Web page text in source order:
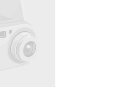
Core i5- 4G - SSD120G - 12.5'
Core i5-4200U .( TH4)- 4G- 120G-